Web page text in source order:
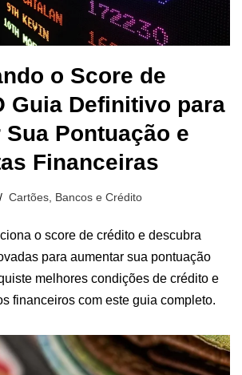
o Score de
Guia Definitivo para
Pontuação e
Financeiras
Cartões, Bancos e Crédito
o score de crédito e descubra
para aumentar sua pontuação
melhores condições de crédito e
financeiros com este guia completo.